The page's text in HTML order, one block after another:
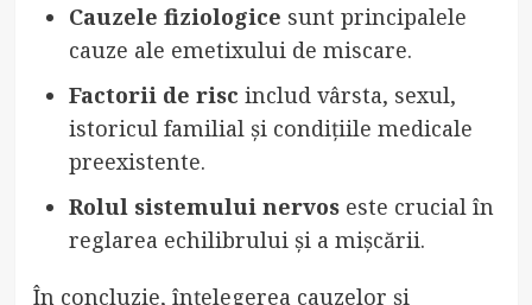
Cauzele fiziologice sunt principalele
cauze ale emetixului de miscare.
Factorii de risc includ vârsta, sexul,
istoricul familial și condițiile medicale
preexistente.
Rolul sistemului nervoseste crucial în
reglarea echilibrului și a mișcării.
În concluzie, înțelegerea cauzelor și